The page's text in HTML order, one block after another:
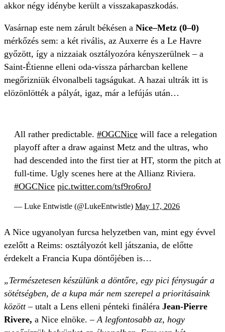
akkor négy idénybe került a visszakapaszkodás.
Vasárnap este nem zárult békésen a Nice–Metz (0–0)
mérkőzés sem: a két rivális, az Auxerre és a Le Havre
győzött, így a nizzaiak osztályozóra kényszerülnek – a
Saint-Étienne elleni oda-vissza párharcban kellene
megőrizniük élvonalbeli tagságukat. A hazai ultrák itt is
elözönlötték a pályát, igaz, már a lefújás után…
All rather predictable. #OGCNice will face a relegation
playoff after a draw against Metz and the ultras, who
had descended into the first tier at HT, storm the pitch at
full-time. Ugly scenes here at the Allianz Riviera.
#OGCNice pic.twitter.com/tsf9ro6roJ
— Luke Entwistle (@LukeEntwistle) May 17, 2026
A Nice ugyanolyan furcsa helyzetben van, mint egy évvel
ezelőtt a Reims: osztályozót kell játszania, de előtte
érdekelt a Francia Kupa döntőjében is…
„Természetesen készülünk a döntőre, egy pici fénysugár a
sötétségben, de a kupa már nem szerepel a prioritásaink
között – utalt a Lens elleni pénteki fináléra Jean-Pierre
Rivere, a Nice elnöke. –A legfontosabb az, hogy